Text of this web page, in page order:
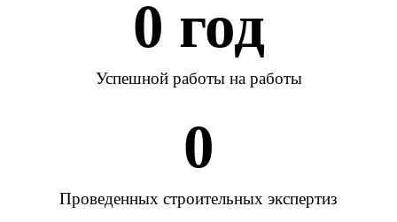
0 год
Успешной работы на работы
0
Проведенных строительных экспертиз